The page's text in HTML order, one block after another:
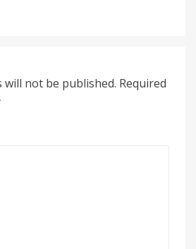
will not be published. Required